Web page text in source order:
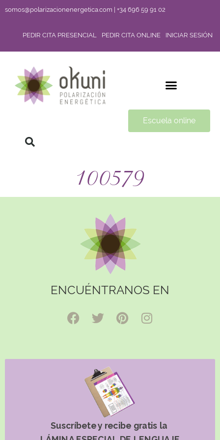
somos@polarizacionenergetica.com | +34 696 59 91 02
PEDIR CITA PRESENCIAL PEDIR CITA ONLINE INICIAR SESIÓN
Escuela online
100579
ENCUÉNTRANOS EN
Suscríbete y recibe gratis la